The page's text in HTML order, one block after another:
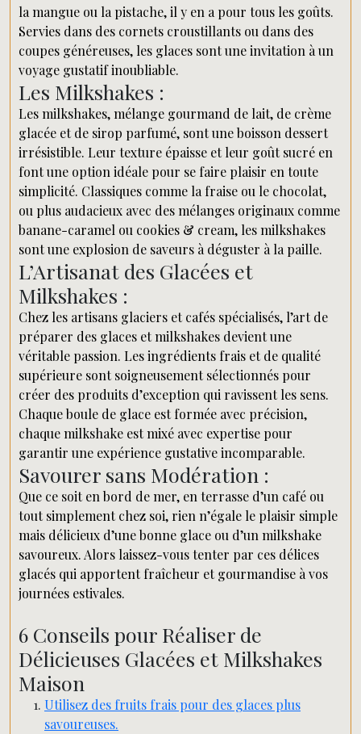
la mangue ou la pistache, il y en a pour tous les goûts.
Servies dans des cornets croustillants ou dans des
coupes généreuses, les glaces sont une invitation à un
voyage gustatif inoubliable.
Les Milkshakes :
Les milkshakes, mélange gourmand de lait, de crème
glacée et de sirop parfumé, sont une boisson dessert
irrésistible. Leur texture épaisse et leur goût sucré en
font une option idéale pour se faire plaisir en toute
simplicité. Classiques comme la fraise ou le chocolat,
ou plus audacieux avec des mélanges originaux comme
banane-caramel ou cookies & cream, les milkshakes
sont une explosion de saveurs à déguster à la paille.
L’Artisanat des Glacées et
Milkshakes :
Chez les artisans glaciers et cafés spécialisés, l’art de
préparer des glaces et milkshakes devient une
véritable passion. Les ingrédients frais et de qualité
supérieure sont soigneusement sélectionnés pour
créer des produits d’exception qui ravissent les sens.
Chaque boule de glace est formée avec précision,
chaque milkshake est mixé avec expertise pour
garantir une expérience gustative incomparable.
Savourer sans Modération :
Que ce soit en bord de mer, en terrasse d’un café ou
tout simplement chez soi, rien n’égale le plaisir simple
mais délicieux d’une bonne glace ou d’un milkshake
savoureux. Alors laissez-vous tenter par ces délices
glacés qui apportent fraîcheur et gourmandise à vos
journées estivales.
6 Conseils pour Réaliser de
Délicieuses Glacées et Milkshakes
Maison
Utilisez des fruits frais pour des glaces plus
savoureuses.